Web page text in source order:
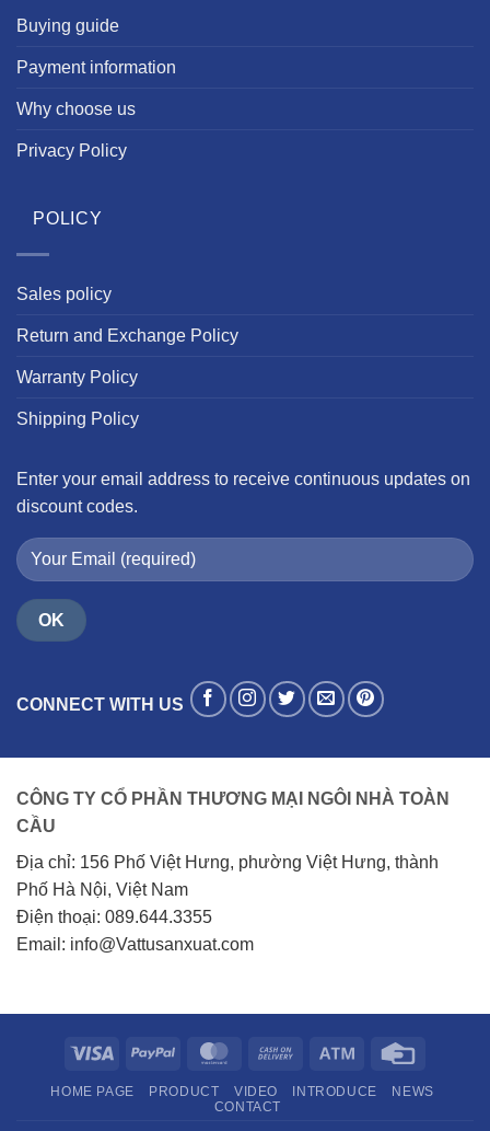
Buying guide
Payment information
Why choose us
Privacy Policy
POLICY
Sales policy
Return and Exchange Policy
Warranty Policy
Shipping Policy
Enter your email address to receive continuous updates on
discount codes.
CONNECT WITH US
CÔNG TY CỔ PHẦN THƯƠNG MẠI NGÔI NHÀ TOÀN
CẦU
Địa chỉ: 156 Phố Việt Hưng, phường Việt Hưng, thành
Phố Hà Nội, Việt Nam
Điện thoại: 089.644.3355
Email: info@Vattusanxuat.com
Visa PayPal MasterCardCash
Delivery
Atm
HOME PAGE PRODUCT VIDEO INTRODUCE
NEWS
CONTACT